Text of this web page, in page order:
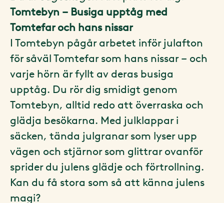
Tomtebyn – Busiga upptåg med
Tomtefar och hans nissar
I Tomtebyn pågår arbetet inför julafton
för såväl Tomtefar som hans nissar – och
varje hörn är fyllt av deras busiga
upptåg. Du rör dig smidigt genom
Tomtebyn, alltid redo att överraska och
glädja besökarna. Med julklappar i
säcken, tända julgranar som lyser upp
vägen och stjärnor som glittrar ovanför
sprider du julens glädje och förtrollning.
Kan du få stora som så att känna julens
magi?